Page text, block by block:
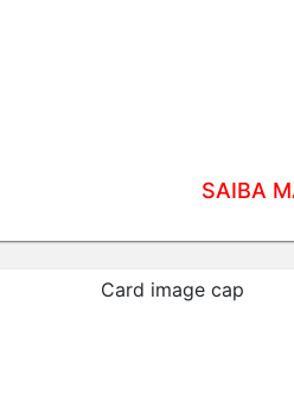
SAIBA